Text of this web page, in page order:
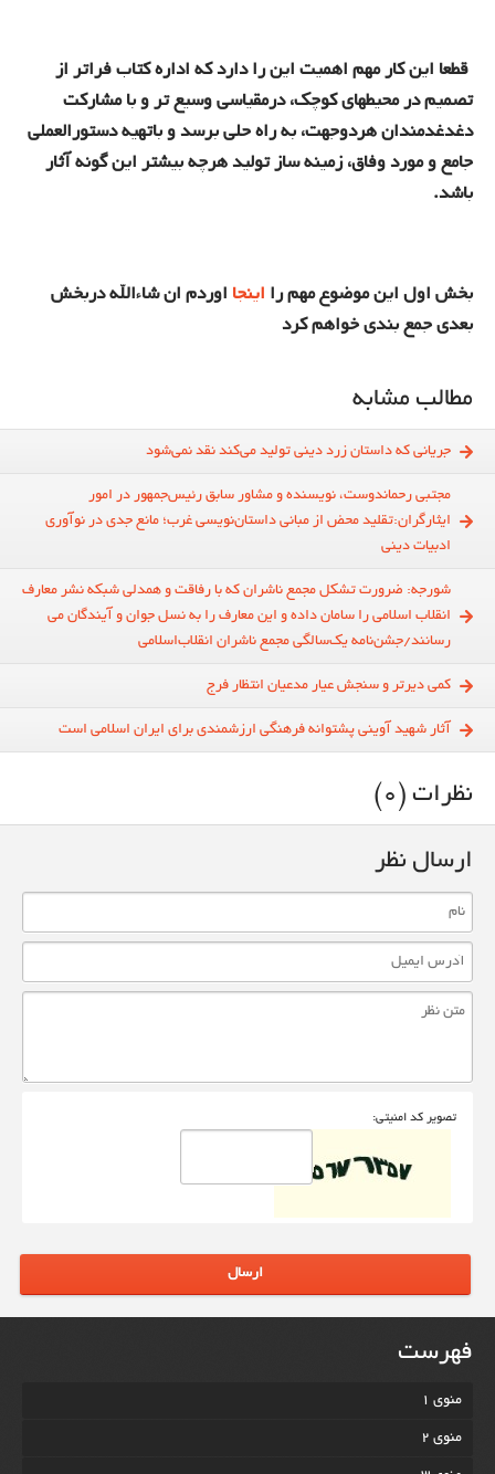
قطعا این کار مهم اهمیت این را دارد که اداره کتاب فراتر از
تصمیم در محیطهای کوچک، درمقیاسی وسیع تر و با مشارکت
دغدغدمندان هردوجهت، به راه حلی برسد و باتهیه دستورالعملی
جامع و مورد وفاق، زمینه ساز تولید هرچه بیشتر این گونه آثار
باشد.
بخش اول این موضوع مهم را اینجا اوردم ان شاءالله دربخش
بعدی جمع بندی خواهم کرد
مطالب مشابه
جریانی که داستان زرد دینی تولید می‌کند نقد نمی‌شود
مجتبی رحماندوست، نویسنده و مشاور سابق رئیس‌جمهور در امور
ایثارگران:تقلید محض از مبانی داستان‌نویسی غرب؛ مانع جدی در نوآوری
ادبیات دینی
شورجه: ضرورت تشکل مجمع ناشران که با رفاقت و همدلی شبکه نشر معارف
انقلاب اسلامی را سامان داده و این معارف را به نسل جوان و آیندگان می
رسانند/جشن‌نامه یک‌سالگی مجمع ناشران انقلاب‌اسلامی
کمی دیرتر و سنجش عیار مدعیان انتظار فرج
آثار شهید آوینی پشتوانه فرهنگی ارزشمندی برای ایران اسلامی است
نظرات (0)
ارسال نظر
تصوير کد امنيتی:
ارسال
فهرست
منوی 1
منوی 2